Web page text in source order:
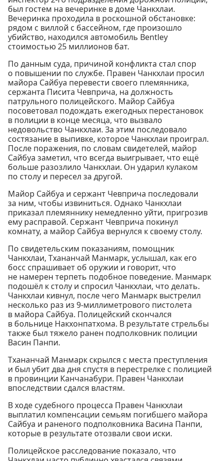
был гостем на вечеринке в доме Чанкхлаи.
Вечеринка проходила в роскошной обстановке:
рядом с виллой с бассейном, где произошло
убийство, находился автомобиль Bentley
стоимостью 25 миллионов бат.
По данным суда, причиной конфликта стал спор
о повышении по службе. Правен Чанкхлаи просил
майора Сайбуа перевести своего племянника,
сержанта Писита Чевприча, на должность
патрульного полицейского. Майор Сайбуа
посоветовал подождать ежегодных перестановок
в полиции в конце месяца, что вызвало
недовольство Чанкхлаи. За этим последовало
состязание в выпивке, которое Чанкхлаи проиграл.
После поражения, по словам свидетелей, майор
Сайбуа заметил, что всегда выигрывает, что ещё
больше разозлило Чанкхлаи. Он ударил кулаком
по столу и пересел за другой.
Майор Сайбуа и сержант Чевприча последовали
за ним, чтобы извиниться. Однако Чанкхлаи
приказал племяннику немедленно уйти, пригрозив
ему расправой. Сержант Чевприча покинул
комнату, а майор Сайбуа вернулся к своему столу.
По свидетельским показаниям, помощник
Чанкхлаи, Тхананчай Манмарк, услышал, как его
босс спрашивает об оружии и говорит, что
не намерен терпеть подобное поведение. Манмарк
подошёл к столу и спросил Чанкхлаи, что делать.
Чанкхлаи кивнул, после чего Манмарк выстрелил
несколько раз из 9-миллиметрового пистолета
в майора Сайбуа. Полицейский скончался
в больнице Накхонпатхома. В результате стрельбы
также был тяжело ранен подполковник полиции
Васин Панпи.
Тхананчай Манмарк скрылся с места преступления
и был убит два дня спустя в перестрелке с полицией
в провинции Канчанабури. Правен Чанкхлаи
впоследствии сдался властям.
В ходе судебного процесса Правен Чанкхлаи
выплатил компенсации семьям погибшего майора
Сайбуа и раненого подполковника Васина Панпи,
которые в результате отозвали свои иски.
Полицейское расследование показало, что